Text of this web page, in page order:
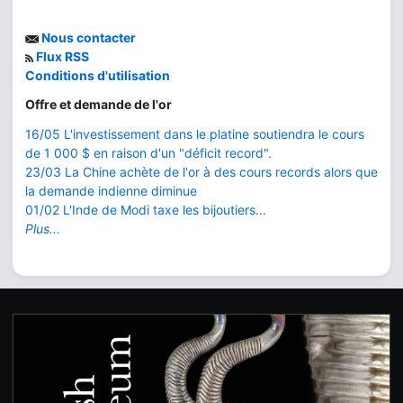
Nous contacter
Flux RSS
Conditions d'utilisation
Offre et demande de l'or
16/05 L'investissement dans le platine soutiendra le cours
de 1 000 $ en raison d'un "déficit record".
23/03 La Chine achète de l'or à des cours records alors que
la demande indienne diminue
01/02 L'Inde de Modi taxe les bijoutiers...
Plus...